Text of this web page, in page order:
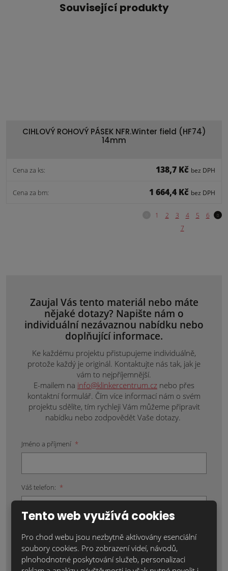
Související produkty
CIHLOVÝ ROHOVÝ PÁSEK NFR.Winter field (HF74)
14mm
Cena za ks: 138,7 Kč bez DPH
Cena za bm: 1 664,4 Kč bez DPH
Zaujal Vás tento materiál nebo máte
nějaké dotazy? Napište nám o
individuální nezávaznou nabídku nebo
doplňující informace.
Ke každému projektu přistupujeme individuálně,
protože každý je originál. Kontaktujte nás tak, jak je
vám to nejpříjemnější.
E-mailem na info@klinkercentrum.cz nebo přes
kontaktní formulář. Čím více informací nám o svém
projektu sdělíte, tím rychleji Vám můžeme připravit
nabídku nebo zodpovědět Vaše dotazy.
Jméno a příjmení *
Váš telefon: *
Tento web využívá cookies
Pro chod webu jsou nezbytně aktivovány esenciální
soubory cookies. Pro zobrazení videí, návodů,
plnohodnotné poskytování služeb, personalizaci